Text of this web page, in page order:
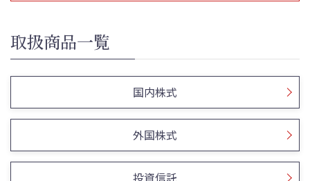
取扱商品一覧
国内株式
外国株式
投資信託